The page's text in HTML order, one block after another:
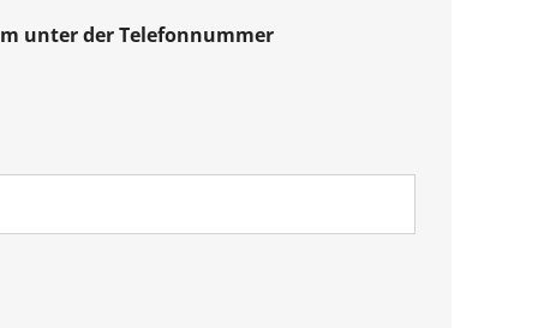
unter der Telefonnummer